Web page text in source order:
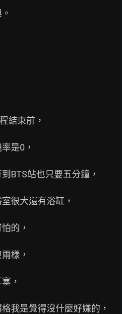
結束前，
是0，
BTS站也只要五分鐘，
很大還有浴缸，
的，
樣，
，
我是覺得沒什麼好嫌的，